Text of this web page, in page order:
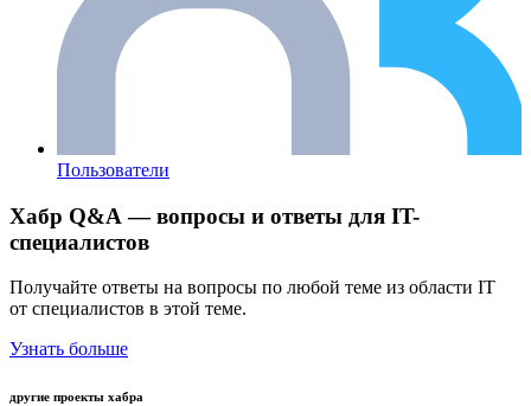
Пользователи
Хабр Q&A — вопросы и ответы для IT-
специалистов
Получайте ответы на вопросы по любой теме из области IT
от специалистов в этой теме.
Узнать больше
другие проекты хабра